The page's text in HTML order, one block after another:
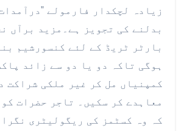
زیادہ لچکدار فارمولے
بدلنے کی تجویز ہے۔مزید برآں
بارٹر ٹریڈ کے لئے کنسورشیم
ہوگی تاکہ دو یا دو سے زائد
کمپنیاں مل کر غیر ملکی شراکت
معاہدے کر سکیں۔ تاجر حضرات کو
کہ وہ کسٹمز کی ریگولیٹری